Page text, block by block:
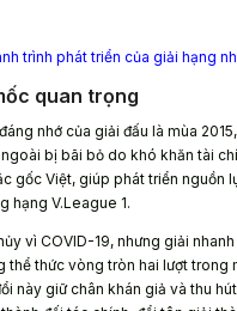
trình phát triển của giải hạng
quan trọng
nhớ của giải đấu là mùa
bị bãi bỏ do khó khăn tài
gốc Việt, giúp phát triển nguồn
hạng V.League 1.
vì COVID-19, nhưng giải
thể thức vòng tròn hai lượt trong
này giữ chân khán giả và thu